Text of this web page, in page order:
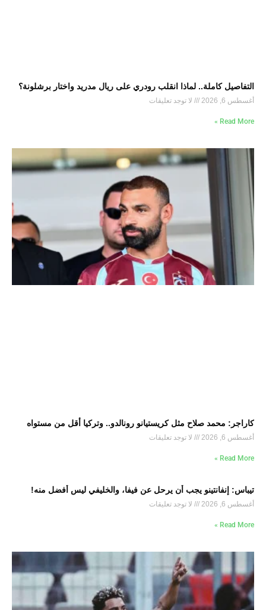
التفاصيل كاملة.. لماذا انقلب رودري على ريال مدريد واختار برشلونة؟
أغسطس 6, 2026 لا توجد تعليقات
Read More »
كاراجر: محمد صلاح مثل كريستيانو رونالدو.. وتركيا أقل من مستواه
أغسطس 6, 2026 لا توجد تعليقات
Read More »
تيباس: إنفانتينو يجب أن يرحل عن فيفا، والخليفي ليس أفضل منه!
أغسطس 6, 2026 لا توجد تعليقات
Read More »